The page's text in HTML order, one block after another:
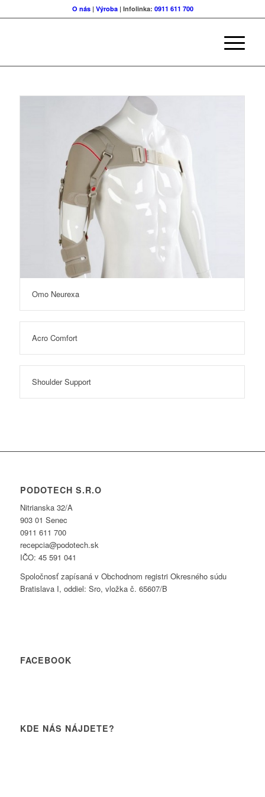
O nás |Výroba | Infolinka:0911 611 700
Omo Neurexa
Acro Comfort
Shoulder Support
PODOTECH S.R.O
Nitrianska 32/A
903 01 Senec
0911 611 700
recepcia@podotech.sk
IČO: 45 591 041
Spoločnosť zapísaná v Obchodnom registri Okresného súdu
Bratislava I, oddiel: Sro, vložka č. 65607/B
FACEBOOK
KDE NÁS NÁJDETE?